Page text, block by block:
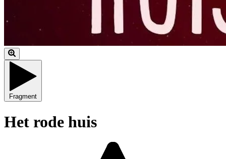
Fragment
Het rode huis